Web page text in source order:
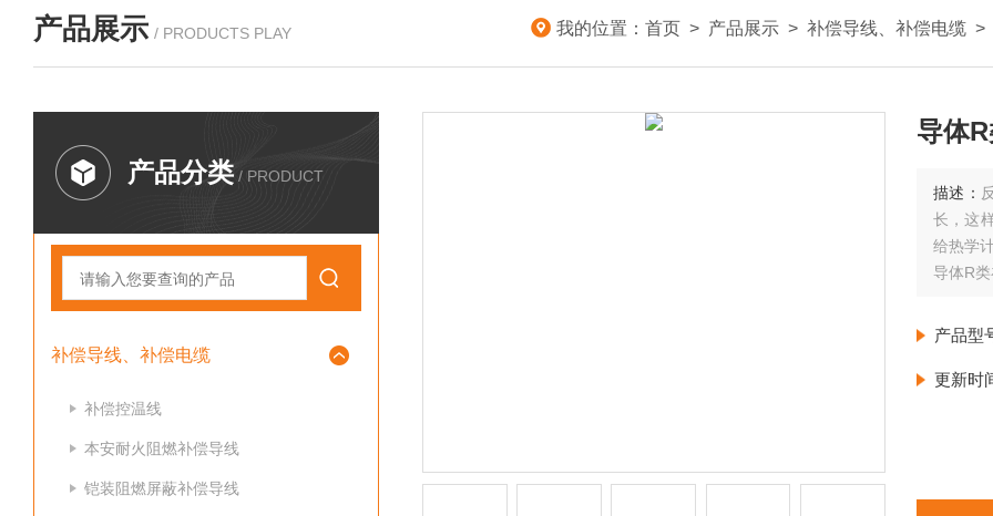
产品展示 / PRODUCTS PLAY 我的位置： 首页 > 产品展示 > 补偿导线、补偿电缆 >
产品分类 / PRODUCT
补偿导线、补偿电缆
补偿控温线
本安耐火阻燃补偿导线
铠装阻燃屏蔽补偿导线
导体
描述：
长，这
给热学
导体R
产品型
更新时